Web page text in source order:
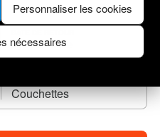
Couchettes
Personnaliser les cookies
nécessaires